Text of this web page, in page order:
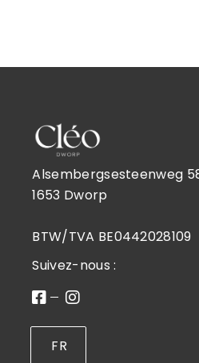
Alsembergsesteenweg
1653 Dworp
BTW/TVA BE0442028109
Suivez-nous :
FR